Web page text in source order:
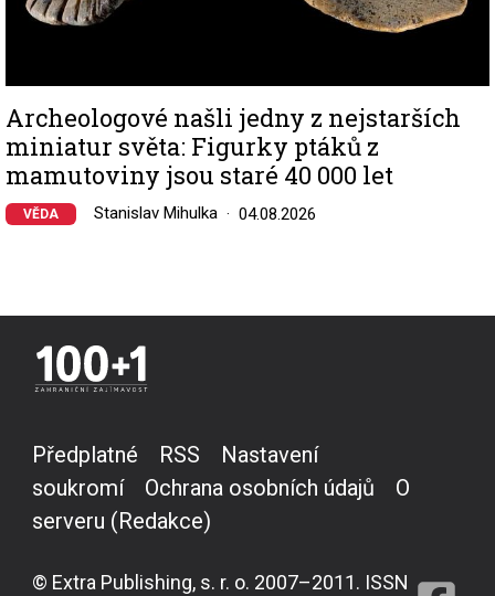
Archeologové našli jedny z nejstarších
miniatur světa: Figurky ptáků z
mamutoviny jsou staré 40 000 let
VĚDA Stanislav Mihulka 04.08.2026
Předplatné RSS
Nastavení
soukromí
Ochrana osobních údajů
O
serveru (Redakce)
© Extra Publishing, s. r. o. 2007–2011. ISSN